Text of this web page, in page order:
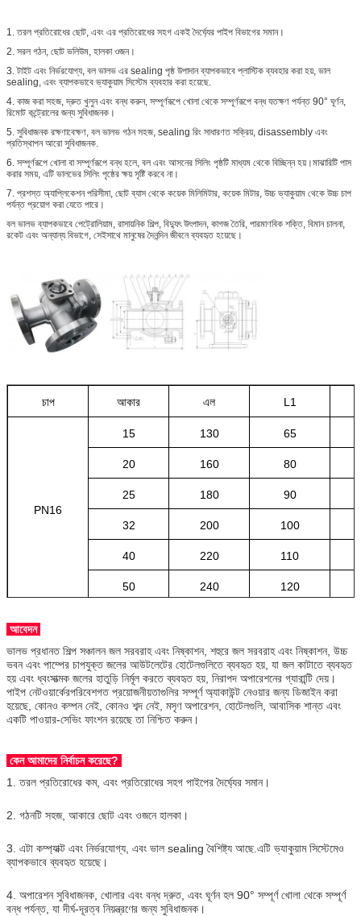
1. তরল প্রতিরোধের ছোট, এবং এর প্রতিরোধের সহগ একই দৈর্ঘ্যের পাইপ বিভাগের সমান।
2. সরল গঠন, ছোট ভলিউম, হালকা ওজন।
3. টাইট এবং নির্ভরযোগ্য, বল ভালভ এর sealing পৃষ্ঠ উপাদান ব্যাপকভাবে প্লাস্টিক ব্যবহার করা হয়, ভাল
sealing, এবং ব্যাপকভাবে ভ্যাকুয়াম সিস্টেম ব্যবহার করা হয়েছে.
4. কাজ করা সহজ, দ্রুত খুলুন এবং বন্ধ করুন, সম্পূর্ণরূপে খোলা থেকে সম্পূর্ণরূপে বন্ধ যতক্ষণ পর্যন্ত 90° ঘূর্ণন,
রিমোট কন্ট্রোলের জন্য সুবিধাজনক।
5. সুবিধাজনক রক্ষণাবেক্ষণ, বল ভালভ গঠন সহজ, sealing রিং সাধারণত সক্রিয়, disassembly এবং
প্রতিস্থাপন আরো সুবিধাজনক.
6. সম্পূর্ণরূপে খোলা বা সম্পূর্ণরূপে বন্ধ হলে, বল এবং আসনের সিলিং পৃষ্ঠটি মাধ্যম থেকে বিচ্ছিন্ন হয়।মাঝারিটি পাস
করার সময়, এটি ভালভের সিলিং পৃষ্ঠের ক্ষয় সৃষ্টি করবে না।
7. প্রশস্ত অ্যাপ্লিকেশন পরিসীমা, ছোট ব্যাস থেকে কয়েক মিলিমিটার, কয়েক মিটার, উচ্চ ভ্যাকুয়াম থেকে উচ্চ চাপ
পর্যন্ত প্রয়োগ করা যেতে পারে।
বল ভালভ ব্যাপকভাবে পেট্রোলিয়াম, রাসায়নিক শিল্প, বিদ্যুৎ উৎপাদন, কাগজ তৈরি, পারমাণবিক শক্তি, বিমান চালনা,
রকেট এবং অন্যান্য বিভাগে, সেইসাথে মানুষের দৈনন্দিন জীবনে ব্যবহৃত হয়েছে।
চাপ আকার এল L1
PN16
15 130 65
20 160 80
25 180 90
32 200 100
40 220 110
50 240 120
আবেদন
ভালভ প্রধানত শিল্প সঞ্চালন জল সরবরাহ এবং নিষ্কাশন, শহুরে জল সরবরাহ এবং নিষ্কাশন, উচ্চ
ভবন এবং পাম্পের চাপযুক্ত জলের আউটলেটের হোটেলগুলিতে ব্যবহৃত হয়, যা জল কাটাতে ব্যবহৃত
হয় এবং ধ্বংসাত্মক জলের হাতুড়ি নির্মূল করতে ব্যবহৃত হয়, নিরাপদ অপারেশনের গ্যারান্টি দেয়।
পাইপ নেটওয়ার্কেরপরিবেশগত প্রয়োজনীয়তাগুলির সম্পূর্ণ অ্যাকাউন্ট নেওয়ার জন্য ডিজাইন করা
হয়েছে, কোনও কম্পন নেই, কোনও শব্দ নেই, মসৃণ অপারেশন, হোটেলগুলি, আবাসিক শান্ত এবং
একটি পাওয়ার-সেভিং ফাংশন রয়েছে তা নিশ্চিত করুন।
কেন আমাদের নির্বাচন করেছে?
1. তরল প্রতিরোধের কম, এবং প্রতিরোধের সহগ পাইপের দৈর্ঘ্যের সমান।
2. গঠনটি সহজ, আকারে ছোট এবং ওজনে হালকা।
3. এটা কম্প্যাক্ট এবং নির্ভরযোগ্য, এবং ভাল sealing বৈশিষ্ট্য আছে.এটি ভ্যাকুয়াম সিস্টেমেও
ব্যাপকভাবে ব্যবহৃত হয়েছে।
4. অপারেশন সুবিধাজনক, খোলার এবং বন্ধ দ্রুত, এবং ঘূর্ণন হল 90° সম্পূর্ণ খোলা থেকে সম্পূর্ণ
বন্ধ পর্যন্ত, যা দীর্ঘ-দূরত্ব নিয়ন্ত্রণের জন্য সুবিধাজনক।